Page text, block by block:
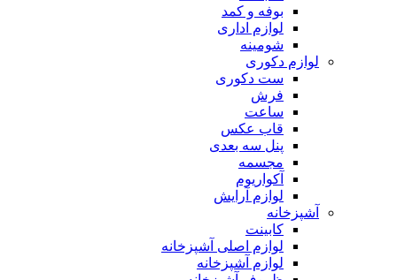
بوفه و کمد
لوازم اداری
شومینه
لوازم دکوری
ست دکوری
فرش
ساعت
قاب عکس
پنل سه بعدی
مجسمه
آکواریوم
لوازم آرایش
آشپزخانه
کابینت
لوازم اصلی آشپزخانه
لوازم آشپزخانه